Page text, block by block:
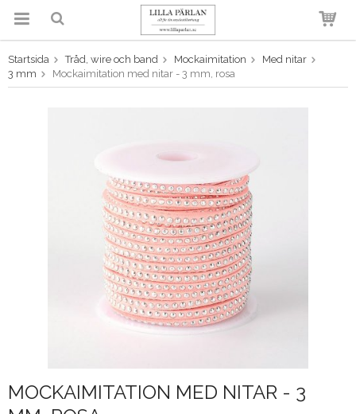
Produkten har blivit tillagd i
varukorgen
Startsida Tråd, wire och band Mockaimitation
Med nitar
3 mm
Mockaimitation med nitar - 3 mm, rosa
MOCKAIMITATION MED NITAR - 3